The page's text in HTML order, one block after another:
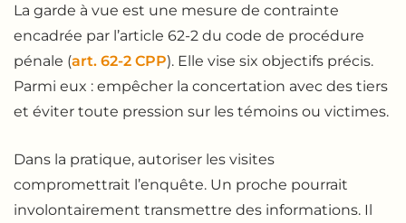
La garde à vue est une mesure de contrainte
encadrée par l’article 62-2 du code de procédure
pénale (art. 62-2 CPP). Elle vise six objectifs précis.
Parmi eux : empêcher la concertation avec des tiers
et éviter toute pression sur les témoins ou victimes.
Dans la pratique, autoriser les visites
compromettrait l’enquête. Un proche pourrait
involontairement transmettre des informations. Il